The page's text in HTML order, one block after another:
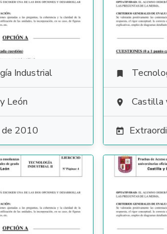
Industrial
León
de 2010

 Castilla
